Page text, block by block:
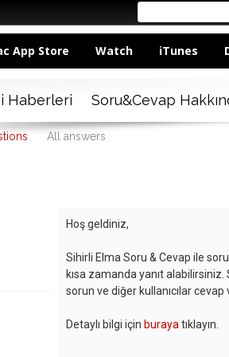
App Store Watch iTunes
Haberleri Soru&Cevap
All answers
Hoş geldiniz,
Sihirli Elma Soru & Cevap ile
kısa zamanda yanıt alabilirsiniz.
sorun ve diğer kullanıcılar cevap
Detaylı bilgi için buraya tıklayın.